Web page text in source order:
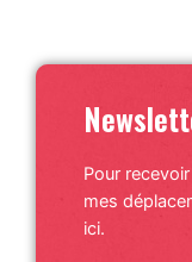
Pour
mes
ici.